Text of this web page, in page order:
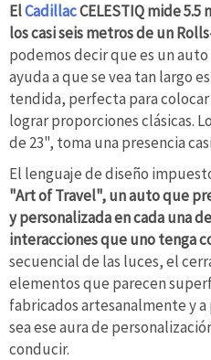
ElCadillacCELESTIQ mide
los casi seis metros de un
podemos decir que es un
ayuda a que se vea tan largo
tendida, perfecta para
lograr proporciones clásicas.
de 23", toma una presencia
El lenguaje de diseño
"Art of Travel", un auto que
y personalizada en cada una
interacciones que uno tenga
secuencial de las luces, el
elementos que parecen
fabricados artesanalmente y
sea ese aura de
conducir.